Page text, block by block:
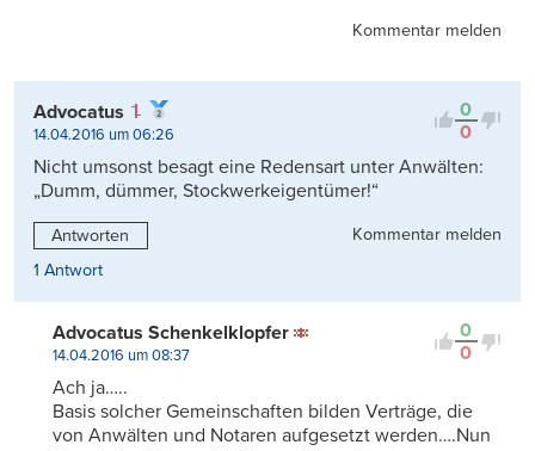
Kommentar melden
0
0
Advocatus
14.04.2016 um 06:26
Nicht umsonst besagt eine Redensart unter Anwälten:
„Dumm, dümmer, Stockwerkeigentümer!“
Antworten
Kommentar melden
1 Antwort
0
0
Advocatus Schenkelklopfer
14.04.2016 um 08:37
Ach ja…..
Basis solcher Gemeinschaften bilden Verträge, die
von Anwälten und Notaren aufgesetzt werden….Nun